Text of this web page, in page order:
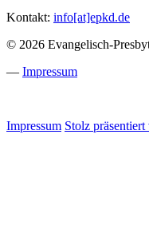
Kontakt: info[at]epkd.de
© 2026 Evangelisch-
— Impressum
Impressum Stolz